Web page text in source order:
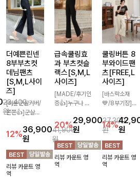
23,400
원
더예쁜린넨
8부부츠컷
데님팬츠
[S,M,L사이
즈]
[미운군살커버/
쫀쫀👍]군살을
부츠컷 핏에 발
목이 드러나는
8부 기장으로
다리를 슬림하고
길어보이게 만들
어주며 생지 소
12%36,900
원
41,900
원
리뷰 카운트 영
역
급속쿨링효
과 부츠컷슬
랙스[S,M,L
사이즈]
[MADE/후기인
증👍]누구나 갖
스:)베이직하지
만 부츠컷으로
이쁜 핏 연출은
물론,쫀쫀한 스
판끼로 하루종일
편안하게!
20%29,900
원
37,300
원
리뷰 카운트 영
역
쿨링버튼 8
부와이드팬
츠[FREE,L
사이즈]
[바스락소재
💙/8부기장]사
일이 은은한 포
인트가 되어주는
와이드 팬츠입니
다. 여유롭게 떨
어지는 실루엣과
가볍게 바스락거
14%원
리뷰 카운트 영
역